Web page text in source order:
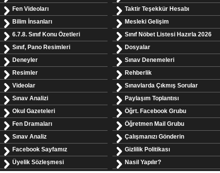
Fen Videoları
Bilim İnsanları
6.7.8. Sınıf Konu Özetleri
Sınıf, Pano Resimleri
Deneyler
Resimler
Videolar
Sınav Analizi
Okul Gazeteleri
Fen Dramaları
Sınav Analiz
Facebook Sayfamız
Üyelik Sözleşmesi
Taktir Teşekkür Hesabı
Mesleki Gelişim
Sınıf Nöbet Listesi Hazırla 2026
Dosyalar
Sınav Denemeleri
Rehberlik
Sınavlarda Çıkmış Sorular
Paylaşım Toplantısı
Öğrt. Facebook Grubu
Öğretmen Mail Grubu
Çalışmanızı Gönderin
Gizlilik Politikası
Nasil Yapılır?